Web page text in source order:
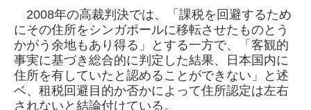
2008年の高裁判決では、「課税を回避するため
にその住所をシンガポールに移転させたものとう
かがう余地もあり得る」とする一方で、「客観的
事実に基づき総合的に判定した結果、日本国内に
住所を有していたと認めることができない」と述
ベ、租税回避目的か否かによって住所認定は左右
されないと結論付けている。